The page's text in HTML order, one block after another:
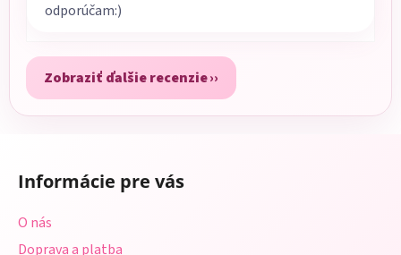
odporúčam:)
Zobraziť ďalšie recenzie
Informácie pre vás
O nás
Doprava a platba